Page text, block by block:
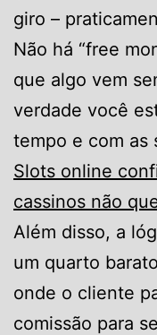
giro –
Não há “free
que algo vem
verdade você
tempo e com as
Slots online
cassinos não
Além disso, a
um quarto
onde o cliente
comissão para